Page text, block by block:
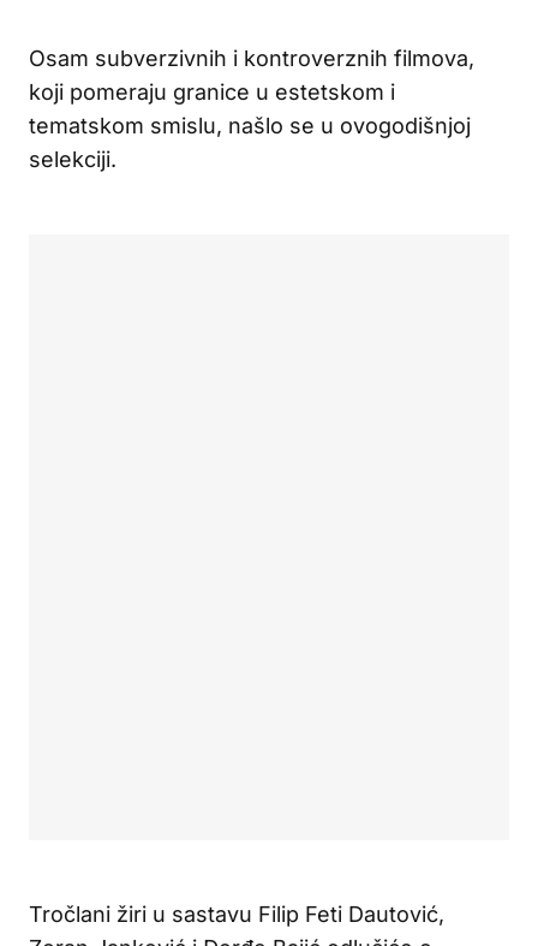
Osam subverzivnih i kontroverznih filmova,
koji pomeraju granice u estetskom i
tematskom smislu, našlo se u ovogodišnjoj
selekciji.
Tročlani žiri u sastavu Filip Feti Dautović,